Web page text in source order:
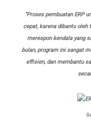
“Proses pembuatan ERP
cepat, karena dibantu oleh
merespon kendala yang
bulan, program ini sangat
effisien, dan membantu